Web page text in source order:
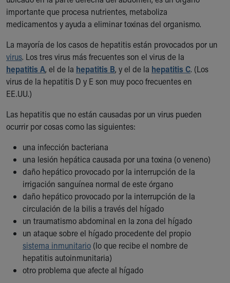
Ronald McDonald House Care Mobile
Health Centers
Symptom Checker
Financial Services
Price Estimates
Family Supports
Sports Health Services Provider for Akron Zips
New Parents
Find a Pediatrician
MyChart
Make an Appointment
Breastfeeding Medicine
Child Passenger Safety
Safe Sleep for Babies
Safe Sleep
About Akron Children's Pediatrics
Who We Are
Building a Brighter Future
Our Mission, Vision, Promise
Calendar of Events
Community Mission
Connect With Us
importante que procesa nutrientes, metaboliza
medicamentos y ayuda a eliminar toxinas del organismo.
La mayoría de los casos de hepatitis están provocados por un
virus. Los tres virus más frecuentes son el virus de la
hepatitis A, el de la hepatitis B, y el de la hepatitis C. (Los
virus de la hepatitis D y E son muy poco frecuentes en
EE.UU.)
Las hepatitis que no están causadas por un virus pueden
ocurrir por cosas como las siguientes:
una infección bacteriana
una lesión hepática causada por una toxina (o veneno)
daño hepático provocado por la interrupción de la
irrigación sanguínea normal de este órgano
daño hepático provocado por la interrupción de la
circulación de la bilis a través del hígado
un traumatismo abdominal en la zona del hígado
un ataque sobre el hígado procedente del propio
sistema inmunitario (lo que recibe el nombre de
hepatitis autoinmunitaria)
otro problema que afecte al hígado